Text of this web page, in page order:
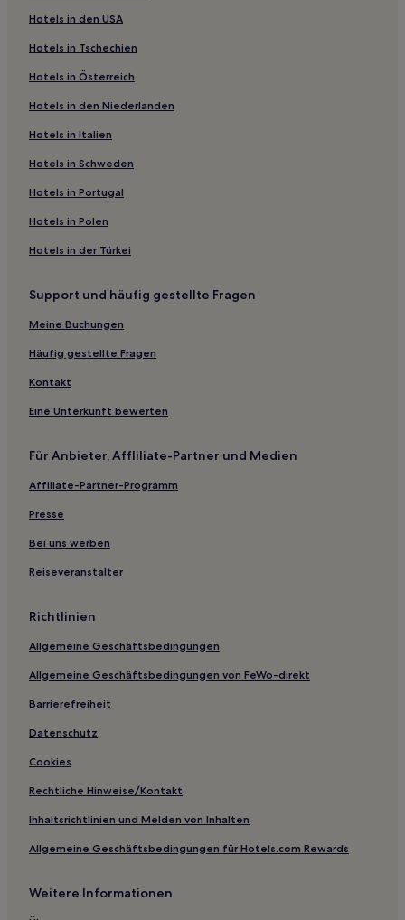
Hostels in Old Toronto
Motels in Mississauga
5-Sterne-Hotels in Old Toronto
5-Sterne-Hotels in Queen Street West
5-Sterne-Hotels in Woodbine Beach
4-Sterne-Hotels in PATH Underground Shopping Mall
4-Sterne-Hotels in Hanlan's Point Beach
2-Sterne-Hotels in Niagara Falls
5-Sterne-Hotels in Bloor West Village
Old Toronto: Hotels
Upper Jarvis: Hotels
Hotels nahe Straßenbahnhaltestelle King St West At
Hotels nahe U-Bahn-Station Spadina
Garden District: Hotels
Hotels nahe Straßenbahnhaltestelle Roncesvalles Ave at
Marion St South Side
Hotels nahe U-Bahn-Station Colégio
Rosedale: Hotels
Hotels nahe Enercare Centre
Hotels nahe Straßenbahnhaltestelle King St East at
Ost-Chinatown: Hotels
St. Clair West Village: Hotels
Hotels in den USA
Hotels in Tschechien
Hotels in Österreich
Hotels in den Niederlanden
Hotels in Italien
Hotels in Schweden
Hotels in Portugal
Hotels in Polen
Hotels in der Türkei
Support und häufig gestellte Fragen
Meine Buchungen
Häufig gestellte Fragen
Kontakt
Eine Unterkunft bewerten
Für Anbieter, Affliliate-Partner und Medien
Affiliate-Partner-Programm
Presse
Bei uns werben
Reiseveranstalter
Richtlinien
Allgemeine Geschäftsbedingungen
Allgemeine Geschäftsbedingungen von FeWo-direkt
Barrierefreiheit
Datenschutz
Cookies
Rechtliche Hinweise/Kontakt
Inhaltsrichtlinien und Melden von Inhalten
Allgemeine Geschäftsbedingungen für Hotels.com Rewards
Weitere Informationen